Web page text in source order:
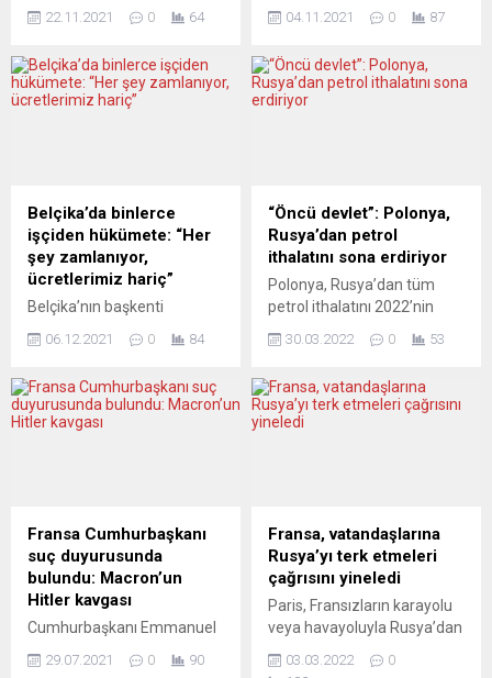
son bulması için protesto
göçmenlere yönelik çalışma
yapan birçok derneğin
Meydanı’na yürüdü. Eyleme
İstanbul doğumlu Fransız
Senatör Esther
Benbassa’nın yanı sıra
refakatsız çocuk göçmenler
de katıldı. YENİ POSTA...
22.11.2021 0 64
Avustralya Başbakanı Scott
anlaşmasının iptali
konusunda son günlerde
olduğu bilinen basın yayın
organları “karşılıklı atışmayı”
görmezden geldi. Paris ve
gerginliğe neden olan
denizaltı krizi, halihazırda iki
ülke...
04.11.2021 0 87
Belçika’da binlerce
işçiden hükümete: “Her
şey zamlanıyor,
ücretlerimiz hariç”
Belçika’nın başkenti
ücretlerin artırılmasına sınır
pahalılığını protesto etmek
için yürüyüş düzenledi.
İstasyona yürüdü. Yeşil ve
kırmızı şapkalar, maskeler
ve montlar giyerek
sendikalarını temsil eden
flamalarla trafiğe kapatılan
geniş caddelerde yürüyen...
06.12.2021 0 84
“Öncü devlet”: Polonya,
Rusya’dan petrol
ithalatını sona erdiriyor
Polonya, Rusya’dan tüm
petrol ithalatını 2022’nin
erdirmek için atacağı
Başbakanı Mateusz
Morawiecki, düzenlediği
kaynaklarından kurtulmak
için Avrupa ülkeleri
arasındaki en radikal planı
başlattığını söyledi. Petrol ve
gaz ihracatından elde ettiği
gelirin...
30.03.2022 0 53
Fransa Cumhurbaşkanı
suç duyurusunda
bulundu: Macron’un
Hitler kavgası
Cumhurbaşkanı Emmanuel
benzetildiği afişleri asan
29.07.2021 0 90
Fransa, vatandaşlarına
Rusya’yı terk etmeleri
çağrısını yineledi
Paris, Fransızların karayolu
veya havayoluyla Rusya’dan
Fransa Dışişleri
03.03.2022
0